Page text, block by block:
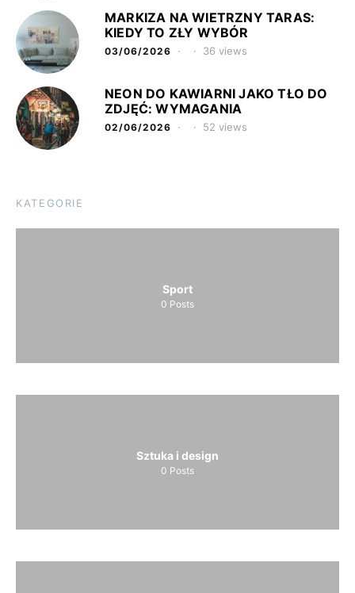
MARKIZA NA WIETRZNY TARAS:
KIEDY TO ZŁY WYBÓR
03/06/2026 36 views
NEON DO KAWIARNI JAKO TŁO DO
ZDJĘĆ: WYMAGANIA
02/06/2026 52 views
KATEGORIE
Sport
0 Posts
Sztuka i design
0 Posts